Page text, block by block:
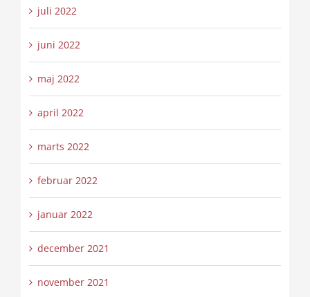
juli 2022
juni 2022
maj 2022
april 2022
marts 2022
februar 2022
januar 2022
december 2021
november 2021